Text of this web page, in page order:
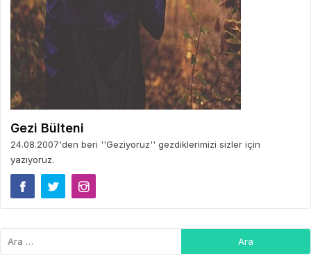
Gezi Bülteni
24.08.2007'den beri ''Geziyoruz'' gezdiklerimizi sizler için
yazıyoruz.